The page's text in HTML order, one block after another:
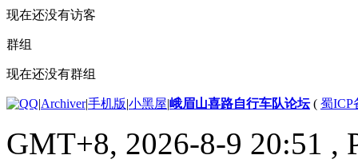
现在还没有访客
群组
现在还没有群组
|Archiver|手机版|小黑屋|峨眉山喜路自行车队论坛( 蜀ICP
GMT+8, 2026-8-9 20:51 ,